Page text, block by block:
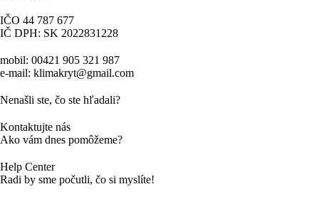
IČO 44 787 677
IČ DPH: SK 2022831228
mobil: 00421 905 321 987
e-mail: klimakryt@gmail.com
Nenašli ste, čo ste hľadali?
Kontaktujte nás
Ako vám dnes pomôžeme?
Help Center
Radi by sme počutli, čo si myslíte!